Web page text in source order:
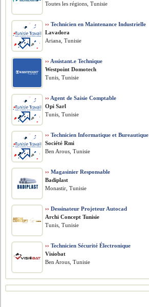
Toutes les régions, Tunisie
›› Technicien en Maintenance Industrielle
Lavadora
Ariana, Tunisie
›› Assistant.e Technique
Westpoint Domotech
Tunis, Tunisie
›› Agent de Saisie Comptable
Opi Sarl
Tunis, Tunisie
›› Technicien Informatique et Bureautique
Société Rmi
Ben Arous, Tunisie
›› Magasinier Responsable
Badiplast
Monastir, Tunisie
›› Dessinateur Projeteur Autocad
Archi Concept Tunisie
Tunis, Tunisie
›› Technicien Sécurité Électronique
Visiobat
Ben Arous, Tunisie